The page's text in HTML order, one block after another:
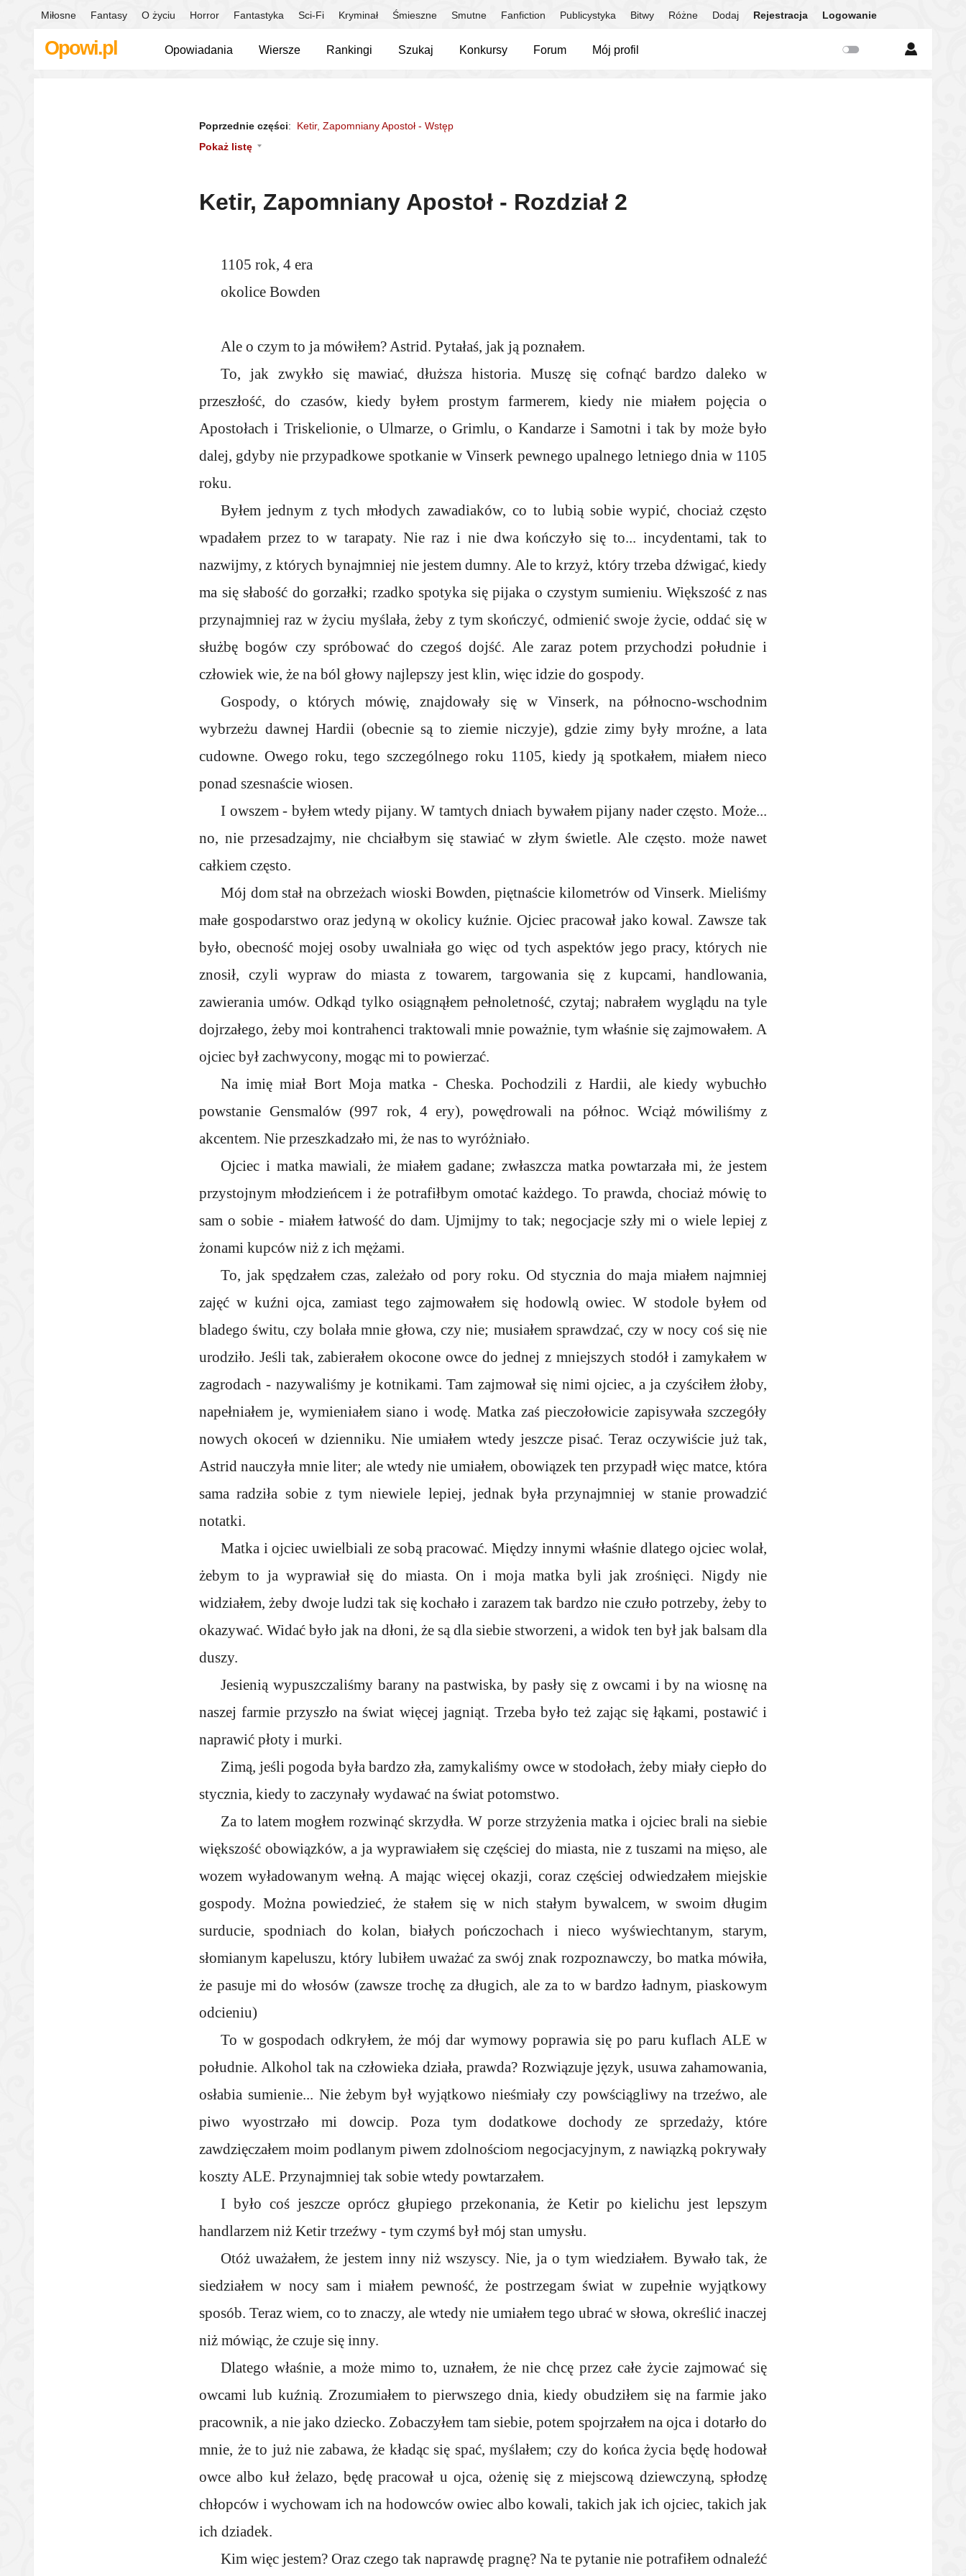
Miłosne Fantasy O życiu Horror Fantastyka Sci-Fi Kryminał Śmieszne Smutne Fanfiction Publicystyka Bitwy Różne Dodaj Rejestracja Logowanie
Opowi.pl Opowiadania Wiersze Rankingi Szukaj Konkursy Forum Mój profil
Poprzednie części: Ketir, Zapomniany Apostoł - Wstęp
Pokaż listę
Ketir, Zapomniany Apostoł - Rozdział 2
1105 rok, 4 era
okolice Bowden
Ale o czym to ja mówiłem? Astrid. Pytałaś, jak ją poznałem.
To, jak zwykło się mawiać, dłuższa historia. Muszę się cofnąć bardzo daleko w
przeszłość, do czasów, kiedy byłem prostym farmerem, kiedy nie miałem pojęcia o
Apostołach i Triskelionie, o Ulmarze, o Grimlu, o Kandarze i Samotni i tak by może było
dalej, gdyby nie przypadkowe spotkanie w Vinserk pewnego upalnego letniego dnia w 1105
roku.
Byłem jednym z tych młodych zawadiaków, co to lubią sobie wypić, chociaż często
wpadałem przez to w tarapaty. Nie raz i nie dwa kończyło się to... incydentami, tak to
nazwijmy, z których bynajmniej nie jestem dumny. Ale to krzyż, który trzeba dźwigać, kiedy
ma się słabość do gorzałki; rzadko spotyka się pijaka o czystym sumieniu. Większość z nas
przynajmniej raz w życiu myślała, żeby z tym skończyć, odmienić swoje życie, oddać się w
służbę bogów czy spróbować do czegoś dojść. Ale zaraz potem przychodzi południe i
człowiek wie, że na ból głowy najlepszy jest klin, więc idzie do gospody.
Gospody, o których mówię, znajdowały się w Vinserk, na północno-wschodnim
wybrzeżu dawnej Hardii (obecnie są to ziemie niczyje), gdzie zimy były mroźne, a lata
cudowne. Owego roku, tego szczególnego roku 1105, kiedy ją spotkałem, miałem nieco
ponad szesnaście wiosen.
I owszem - byłem wtedy pijany. W tamtych dniach bywałem pijany nader często. Może...
no, nie przesadzajmy, nie chciałbym się stawiać w złym świetle. Ale często. może nawet
całkiem często.
Mój dom stał na obrzeżach wioski Bowden, piętnaście kilometrów od Vinserk. Mieliśmy
małe gospodarstwo oraz jedyną w okolicy kuźnie. Ojciec pracował jako kowal. Zawsze tak
było, obecność mojej osoby uwalniała go więc od tych aspektów jego pracy, których nie
znosił, czyli wypraw do miasta z towarem, targowania się z kupcami, handlowania,
zawierania umów. Odkąd tylko osiągnąłem pełnoletność, czytaj; nabrałem wyglądu na tyle
dojrzałego, żeby moi kontrahenci traktowali mnie poważnie, tym właśnie się zajmowałem. A
ojciec był zachwycony, mogąc mi to powierzać.
Na imię miał Bort Moja matka - Cheska. Pochodzili z Hardii, ale kiedy wybuchło
powstanie Gensmalów (997 rok, 4 ery), powędrowali na północ. Wciąż mówiliśmy z
akcentem. Nie przeszkadzało mi, że nas to wyróżniało.
Ojciec i matka mawiali, że miałem gadane; zwłaszcza matka powtarzała mi, że jestem
przystojnym młodzieńcem i że potrafiłbym omotać każdego. To prawda, chociaż mówię to
sam o sobie - miałem łatwość do dam. Ujmijmy to tak; negocjacje szły mi o wiele lepiej z
żonami kupców niż z ich mężami.
To, jak spędzałem czas, zależało od pory roku. Od stycznia do maja miałem najmniej
zajęć w kuźni ojca, zamiast tego zajmowałem się hodowlą owiec. W stodole byłem od
bladego świtu, czy bolała mnie głowa, czy nie; musiałem sprawdzać, czy w nocy coś się nie
urodziło. Jeśli tak, zabierałem okocone owce do jednej z mniejszych stodół i zamykałem w
zagrodach - nazywaliśmy je kotnikami. Tam zajmował się nimi ojciec, a ja czyściłem żłoby,
napełniałem je, wymieniałem siano i wodę. Matka zaś pieczołowicie zapisywała szczegóły
nowych okoceń w dzienniku. Nie umiałem wtedy jeszcze pisać. Teraz oczywiście już tak,
Astrid nauczyła mnie liter; ale wtedy nie umiałem, obowiązek ten przypadł więc matce, która
sama radziła sobie z tym niewiele lepiej, jednak była przynajmniej w stanie prowadzić
notatki.
Matka i ojciec uwielbiali ze sobą pracować. Między innymi właśnie dlatego ojciec wolał,
żebym to ja wyprawiał się do miasta. On i moja matka byli jak zrośnięci. Nigdy nie
widziałem, żeby dwoje ludzi tak się kochało i zarazem tak bardzo nie czuło potrzeby, żeby to
okazywać. Widać było jak na dłoni, że są dla siebie stworzeni, a widok ten był jak balsam dla
duszy.
Jesienią wypuszczaliśmy barany na pastwiska, by pasły się z owcami i by na wiosnę na
naszej farmie przyszło na świat więcej jagniąt. Trzeba było też zając się łąkami, postawić i
naprawić płoty i murki.
Zimą, jeśli pogoda była bardzo zła, zamykaliśmy owce w stodołach, żeby miały ciepło do
stycznia, kiedy to zaczynały wydawać na świat potomstwo.
Za to latem mogłem rozwinąć skrzydła. W porze strzyżenia matka i ojciec brali na siebie
większość obowiązków, a ja wyprawiałem się częściej do miasta, nie z tuszami na mięso, ale
wozem wyładowanym wełną. A mając więcej okazji, coraz częściej odwiedzałem miejskie
gospody. Można powiedzieć, że stałem się w nich stałym bywalcem, w swoim długim
surducie, spodniach do kolan, białych pończochach i nieco wyświechtanym, starym,
słomianym kapeluszu, który lubiłem uważać za swój znak rozpoznawczy, bo matka mówiła,
że pasuje mi do włosów (zawsze trochę za długich, ale za to w bardzo ładnym, piaskowym
odcieniu)
To w gospodach odkryłem, że mój dar wymowy poprawia się po paru kuflach ALE w
południe. Alkohol tak na człowieka działa, prawda? Rozwiązuje język, usuwa zahamowania,
osłabia sumienie... Nie żebym był wyjątkowo nieśmiały czy powściągliwy na trzeźwo, ale
piwo wyostrzało mi dowcip. Poza tym dodatkowe dochody ze sprzedaży, które
zawdzięczałem moim podlanym piwem zdolnościom negocjacyjnym, z nawiązką pokrywały
koszty ALE. Przynajmniej tak sobie wtedy powtarzałem.
I było coś jeszcze oprócz głupiego przekonania, że Ketir po kielichu jest lepszym
handlarzem niż Ketir trzeźwy - tym czymś był mój stan umysłu.
Otóż uważałem, że jestem inny niż wszyscy. Nie, ja o tym wiedziałem. Bywało tak, że
siedziałem w nocy sam i miałem pewność, że postrzegam świat w zupełnie wyjątkowy
sposób. Teraz wiem, co to znaczy, ale wtedy nie umiałem tego ubrać w słowa, określić inaczej
niż mówiąc, że czuje się inny.
Dlatego właśnie, a może mimo to, uznałem, że nie chcę przez całe życie zajmować się
owcami lub kuźnią. Zrozumiałem to pierwszego dnia, kiedy obudziłem się na farmie jako
pracownik, a nie jako dziecko. Zobaczyłem tam siebie, potem spojrzałem na ojca i dotarło do
mnie, że to już nie zabawa, że kładąc się spać, myślałem; czy do końca życia będę hodował
owce albo kuł żelazo, będę pracował u ojca, ożenię się z miejscową dziewczyną, spłodzę
chłopców i wychowam ich na hodowców owiec albo kowali, takich jak ich ojciec, takich jak
ich dziadek.
Kim więc jestem? Oraz czego tak naprawdę pragnę? Na te pytanie nie potrafiłem odnaleźć